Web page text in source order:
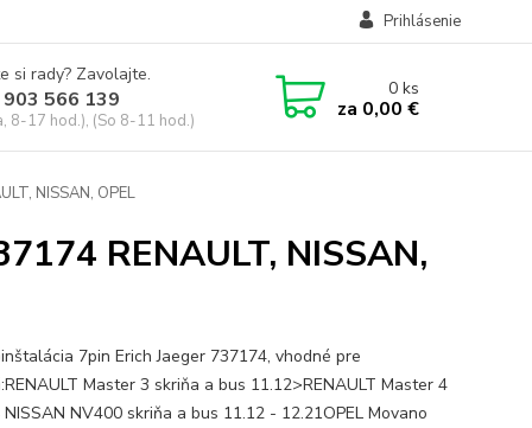
Prihlásenie
si rady? Zavolajte.
566 139
8-17 hod.), (So 8-11 hod.)
0ks
za 0,00 €
NISSAN, OPEL
RENAULT, NISSAN,
7pin Erich Jaeger 737174, vhodné pre
Master 3 skriňa a bus 11.12>RENAULT Master 4
NISSAN NV400 skriňa a bus 11.12 - 12.21OPEL Movano